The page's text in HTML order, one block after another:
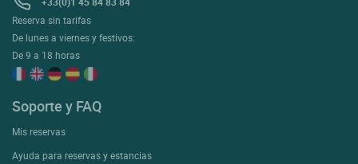
Reserva sin tarifas
De lunes a viernes y festivos:
De 9 a 18 horas
Soporte y FAQ
Mis reservas
Ayuda para reservas y estancias